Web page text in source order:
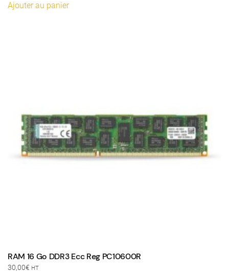
Ajouter au panier
RAM 16 Go DDR3 Ecc Reg PC10600R
30,00€ HT